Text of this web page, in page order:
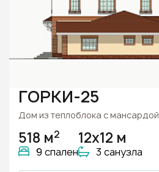
ГОРКИ-25
Дом из теплоблока с мансардой
518 м2
9 спален
12х12 м
3 санузла